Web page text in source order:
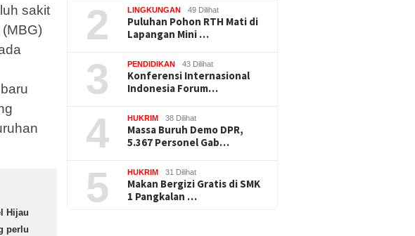
sakit
Hijau
perlu
2 LINGKUNGAN 49 Dilihat
Puluhan Pohon RTH Mati di
Lapangan Mini …
3 PENDIDIKAN 43 Dilihat
Konferensi Internasional
Indonesia Forum…
4 HUKRIM 38 Dilihat
Massa Buruh Demo DPR,
5.367 Personel Gab…
5 HUKRIM 31 Dilihat
Makan Bergizi Gratis di SMK
1 Pangkalan …